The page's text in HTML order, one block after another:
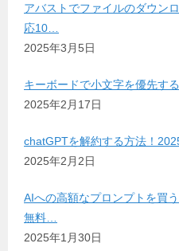
アバストでファイルのダウン
応10…
2025年3月5日
キーボードで小文字を優先する
2025年2月17日
chatGPTを解約する方法！
2025年2月2日
AIへの高額なプロンプトを買
無料…
2025年1月30日